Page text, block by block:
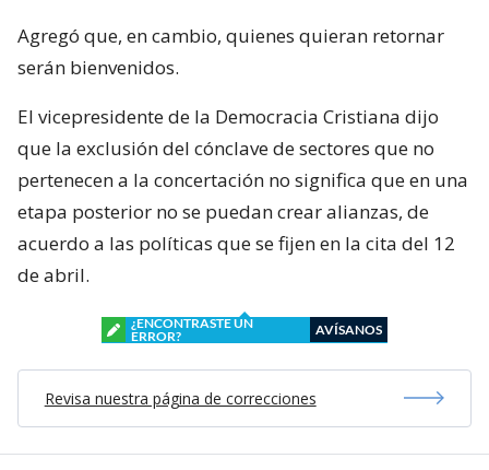
Agregó que, en cambio, quienes quieran retornar
serán bienvenidos.
El vicepresidente de la Democracia Cristiana dijo
que la exclusión del cónclave de sectores que no
pertenecen a la concertación no significa que en una
etapa posterior no se puedan crear alianzas, de
acuerdo a las políticas que se fijen en la cita del 12
de abril.
¿ENCONTRASTE UN
ERROR?
AVÍSANOS
Revisa nuestra página de correcciones